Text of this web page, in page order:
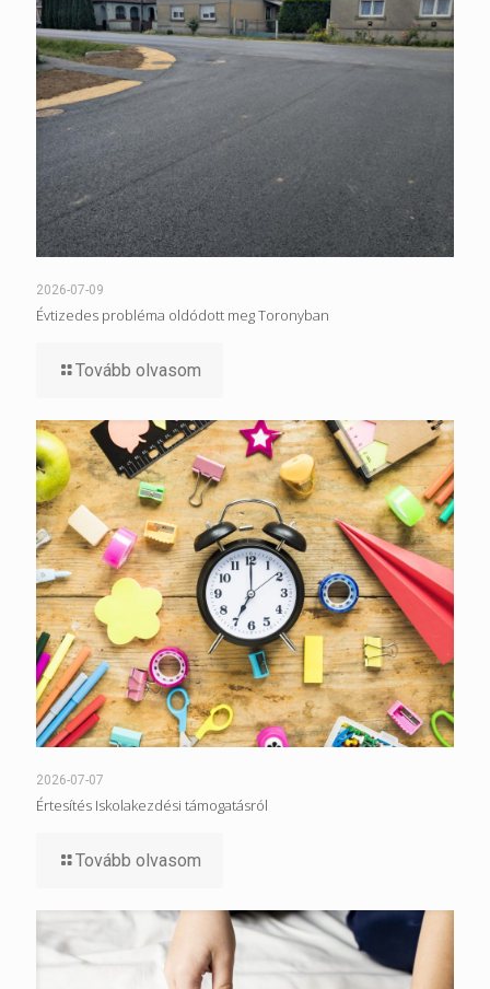
2026-07-09
Évtizedes probléma oldódott meg Toronyban
Tovább olvasom
2026-07-07
Értesítés Iskolakezdési támogatásról
Tovább olvasom